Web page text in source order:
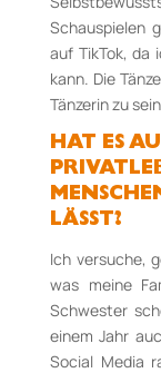
Schauspielen
auf TikTok, da
kann. Die
Tänzerin zu
HAT ES
LÄSST?
Ich versuche,
was meine
Schwester
einem Jahr
Social Media